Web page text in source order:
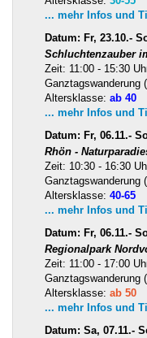
... mehr Infos und
Datum: Fr, 23.10.-
Schluchtenzauber
Zeit: 11:00 - 15:30
Ganztagswanderung
Altersklasse: ab 40
... mehr Infos und
Datum: Fr, 06.11.-
Rhön -
Zeit: 10:30 - 16:30
Ganztagswanderung
Altersklasse: 40-65
... mehr Infos und
Datum: Fr, 06.11.-
Regionalpark
Zeit: 11:00 - 17:00
Ganztagswanderung
Altersklasse: ab 50
... mehr Infos und
Datum: Sa, 07.11.-